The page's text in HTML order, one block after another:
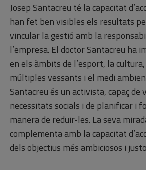
Josep Santacreu té la capacitat
han fet ben visibles els resultats
vincular la gestió amb la
l’empresa. El doctor Santacreu ha
en els àmbits de l’esport, la cultura,
múltiples vessants i el medi
Santacreu és un activista, capaç de
necessitats socials i de planificar i
manera de reduir-les. La seva
complementa amb la capacitat
dels objectius més ambiciosos i